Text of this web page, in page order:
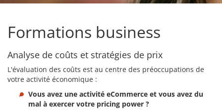
Formations business
Analyse de coûts et stratégies de prix
L'évaluation des coûts est au centre des préoccupations de
votre activité économique :
Vous avez une activité eCommerce et vous avez du
mal à exercer votre pricing power ?